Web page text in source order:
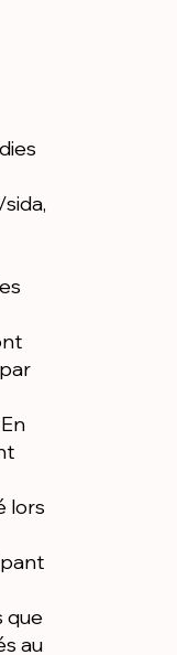
En
lors
que
au